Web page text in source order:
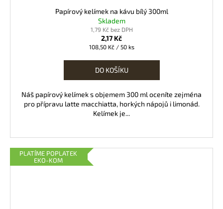
Papírový kelímek na kávu bílý 300ml
Skladem
1,79 Kč bez DPH
2,17 Kč
Měrná
108,50 Kč / 50 ks
DO KOŠÍKU
Náš papírový kelímek s objemem 300 ml oceníte zejména
pro přípravu latte macchiatta, horkých nápojů i limonád.
Kelímek je...
PLATÍME POPLATEK
EKO-KOM